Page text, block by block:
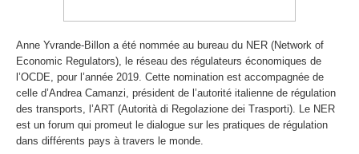
Anne Yvrande-Billon a été nommée au bureau du NER (Network of
Economic Regulators), le réseau des régulateurs économiques de
l’OCDE, pour l’année 2019. Cette nomination est accompagnée de
celle d’Andrea Camanzi, président de l’autorité italienne de régulation
des transports, l’ART (Autorità di Regolazione dei Trasporti). Le NER
est un forum qui promeut le dialogue sur les pratiques de régulation
dans différents pays à travers le monde.